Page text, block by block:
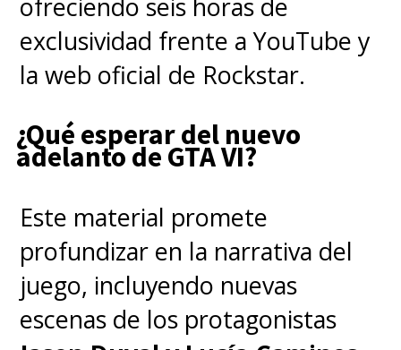
David A. Goodman
Did Last Xmas", escrito por Ariel
Ladensohn
♦ Episodio 7: "Furia contra la
vacuna", escrito por Cody Ziglar
♦ Episodio 8: "Zapp se cancela",
exclusividad frente a YouTube y
la web oficial de Rockstar.
¿Qué esperar del nuevo
adelanto de GTA VI?
Este material promete
profundizar en la narrativa del
juego, incluyendo nuevas
escenas de los protagonistas